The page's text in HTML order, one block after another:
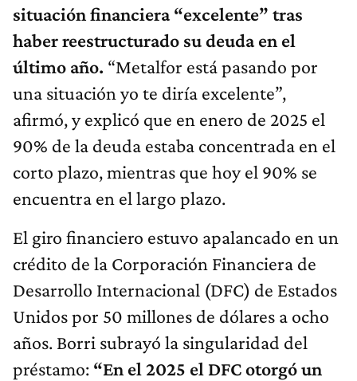
situación financiera “excelente” tras
haber reestructurado su deuda en el
último año. “Metalfor está pasando por
una situación yo te diría excelente”,
afirmó, y explicó que en enero de 2025 el
90% de la deuda estaba concentrada en el
corto plazo, mientras que hoy el 90% se
encuentra en el largo plazo.
El giro financiero estuvo apalancado en un
crédito de la Corporación Financiera de
Desarrollo Internacional (DFC) de Estados
Unidos por 50 millones de dólares a ocho
años. Borri subrayó la singularidad del
préstamo: “En el 2025 el DFC otorgó un